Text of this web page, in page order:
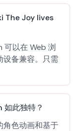
The Joy lives
可以在 Web 浏
设备兼容。只需
此独特？
角色动画和基于